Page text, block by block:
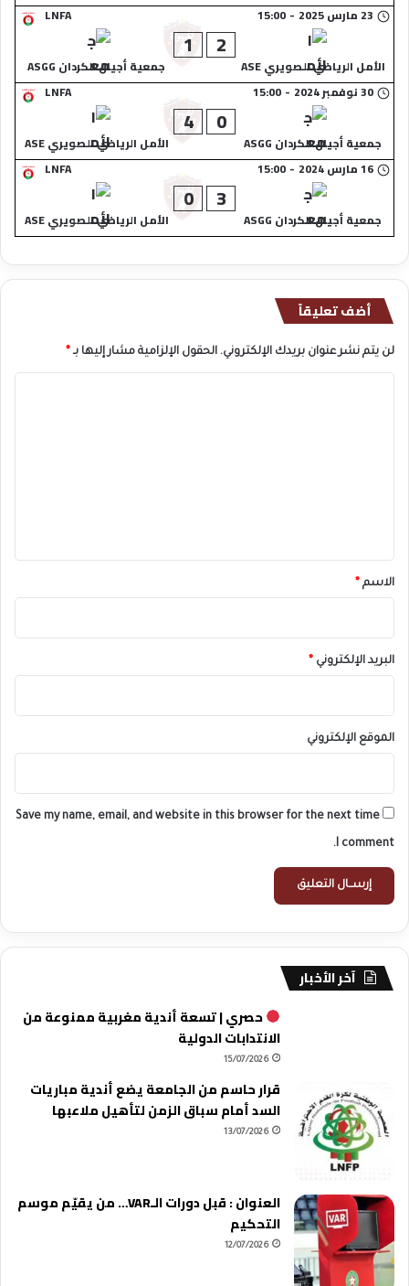
LNFA 23 مارس 2025 -
15:00
الأمل الرياضي الصويري ASE
2
1
جمعية أجيال الكردان ASGG
LNFA
30 نوفمبر 2024 -
15:00
جمعية أجيال الكردان ASGG
0
4
الأمل الرياضي الصويري ASE
LNFA
16 مارس 2024 -
15:00
جمعية أجيال الكردان ASGG
3
0
الأمل الرياضي الصويري ASE
أضف تعليقاً
لن يتم نشر عنوان بريدك الإلكتروني. الحقول الإلزامية مشار إليها بـ *
*
الاسم *
البريد الإلكتروني *
الموقع الإلكتروني
Save my name, email, and website in this browser for the next time
I comment.
آخر الأخبار
حصري | تسعة أندية مغربية ممنوعة من
الانتدابات الدولية
15/07/2026
قرار حاسم من الجامعة يضع أندية مباريات
السد أمام سباق الزمن لتأهيل ملاعبها
13/07/2026
العنوان : قبل دورات الـVAR… من يقيّم موسم
التحكيم
12/07/2026